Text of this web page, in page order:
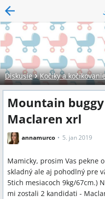
Diskusie Kočíky a
Mountain
Maclaren xrl
annamurco 5. jan 2019
Mamicky, prosim Vas pekne
skladný ale aj pohodlný pre
5tich mesiacoch 9kg/67cm.)
mi zostali 2 kandidati -